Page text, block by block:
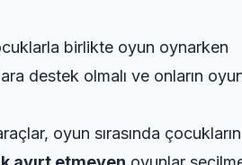
birlikte oyun oynarken
destek olmalı ve onların
oyun sırasında çocukların